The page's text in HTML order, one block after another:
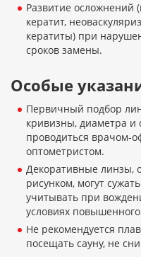
Развитие осложнений
кератит,
кератиты) при
сроков замены.
Особые
Первичный подбор
кривизны, диаметра и
проводиться врачом-
оптометристом.
Декоративные линзы,
рисунком, могут
учитывать при
условиях
Не рекомендуется
посещать сауну, не